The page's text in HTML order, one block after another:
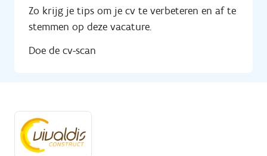
Zo krijg je tips om je cv te verbeteren en af te
stemmen op deze vacature.
Doe de cv-scan